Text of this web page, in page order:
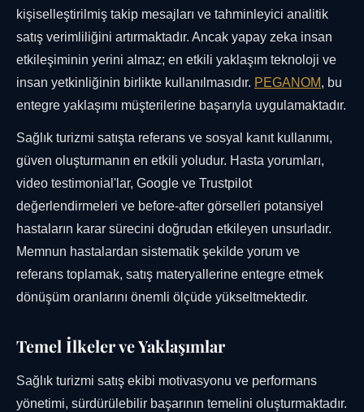
kişiselleştirilmiş takip mesajları ve tahminleyici analitik
satış verimliliğini artırmaktadır. Ancak yapay zeka insan
etkileşiminin yerini almaz; en etkili yaklaşım teknoloji ve
insan yetkinliğinin birlikte kullanılmasıdır. PEGANOM, bu
entegre yaklaşımı müşterilerine başarıyla uygulamaktadır.
Sağlık turizmi satışta referans ve sosyal kanıt kullanımı,
güven oluşturmanın en etkili yoludur. Hasta yorumları,
video testimonial'lar, Google ve Trustpilot
değerlendirmeleri ve before-after görselleri potansiyel
hastaların karar sürecini doğrudan etkileyen unsurladır.
Memnun hastalardan sistematik şekilde yorum ve
referans toplamak, satış materyallerine entegre etmek
dönüşüm oranlarını önemli ölçüde yükseltmektedir.
Temel İlkeler ve Yaklaşımlar
Sağlık turizmi satış ekibi motivasyonu ve performans
yönetimi, sürdürülebilir başarının temelini oluşturmaktadır.